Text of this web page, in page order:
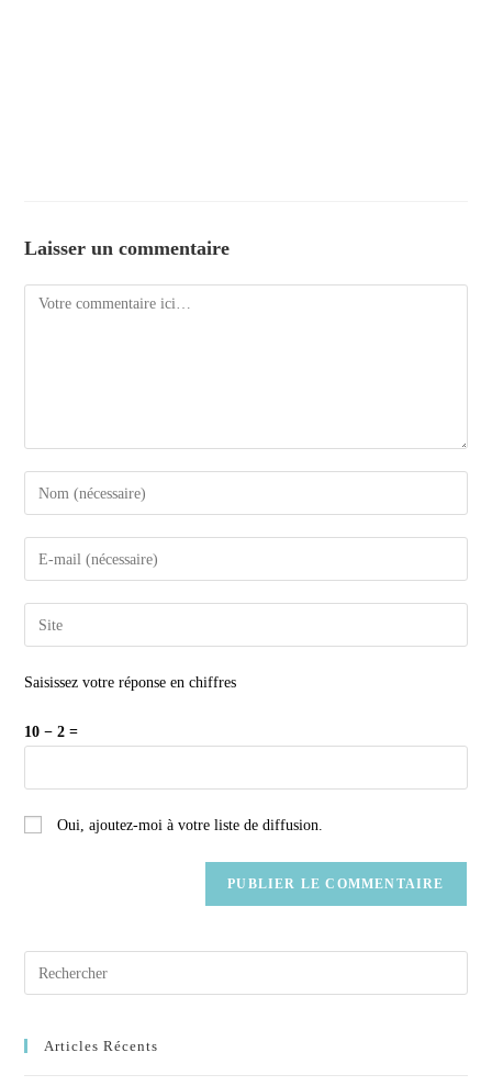
Laisser un commentaire
Saisissez votre réponse en chiffres
10 − 2 =
Oui, ajoutez-moi à votre liste de diffusion.
Articles Récents